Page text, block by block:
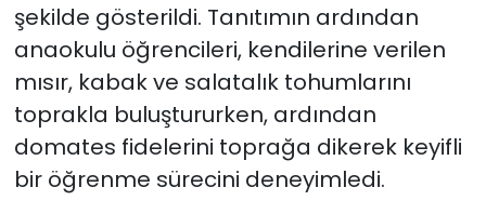
şekilde gösterildi. Tanıtımın ardından
anaokulu öğrencileri, kendilerine verilen
mısır, kabak ve salatalık tohumlarını
toprakla buluştururken, ardından
domates fidelerini toprağa dikerek keyifli
bir öğrenme sürecini deneyimledi.